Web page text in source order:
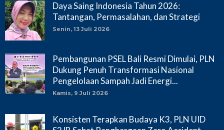
Daya Saing Indonesia Tahun 2026:
Tantangan, Permasalahan, dan Strategi
Senin, 13 Juli 2026
Pembangunan PSEL Bali Resmi Dimulai, PLN
Dukung Penuh Transformasi Nasional
Pengelolaan Sampah Jadi Energi...
Kamis, 9 Juli 2026
Konsisten Terapkan Budaya K3, PLN UID